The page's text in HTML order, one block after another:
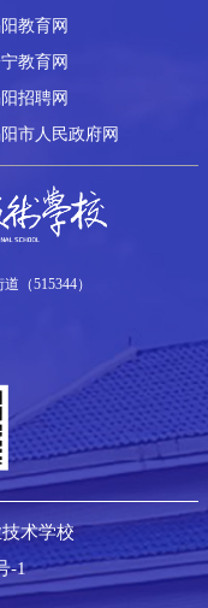
教育网
教育网
招聘网
市人民政府网
（515344）
术学校
-1